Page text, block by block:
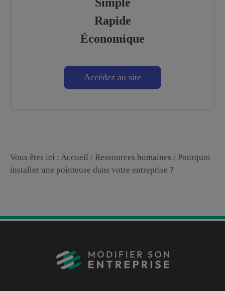
Simple
Rapide
Économique
Accédez au site
Vous êtes ici : Accueil / Ressources humaines / Pourquoi
installer une pointeuse dans votre entreprise ?